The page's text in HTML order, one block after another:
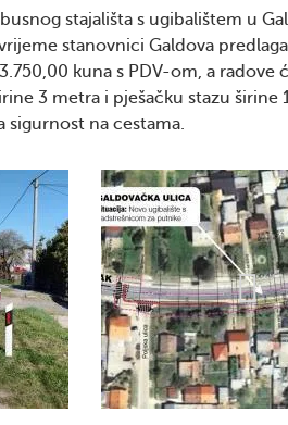
stajališta s ugibalištem u
stanovnici Galdova
kuna s PDV-om, a radove
3 metra i pješačku stazu
sigurnost na cestama.